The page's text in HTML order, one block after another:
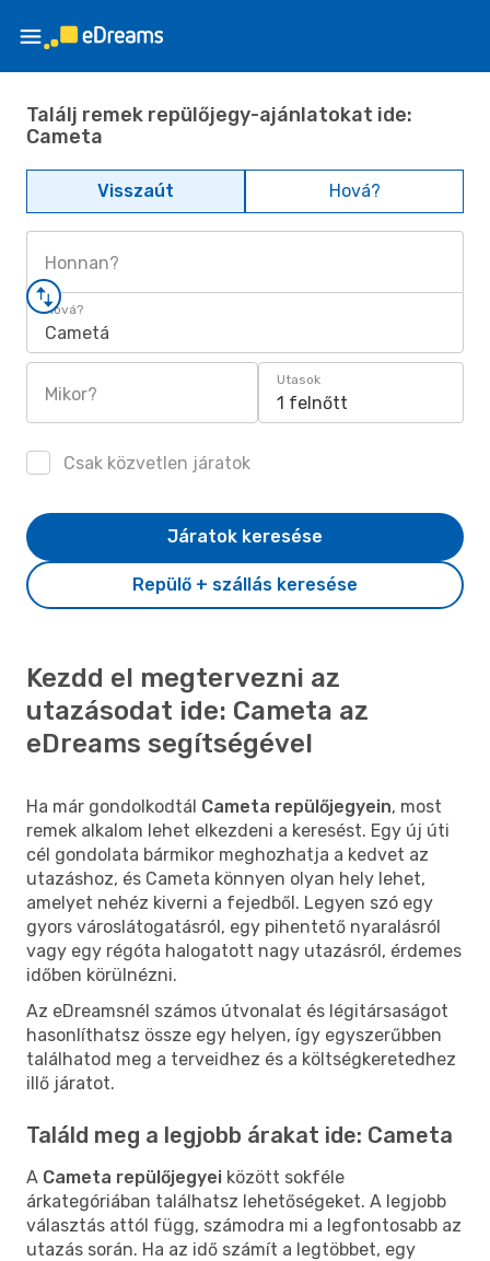
Találj remek repülőjegy-ajánlatokat ide:
Cameta
Visszaút Hová?
Honnan?
Hová?
Cametá
Mikor?
Utasok
1 felnőtt
Csak közvetlen járatok
Repülő + szállás keresése
Járatok keresése
Kezdd el megtervezni az
utazásodat ide: Cameta az
eDreams segítségével
Ha már gondolkodtál Cameta repülőjegyein, most
remek alkalom lehet elkezdeni a keresést. Egy új úti
cél gondolata bármikor meghozhatja a kedvet az
utazáshoz, és Cameta könnyen olyan hely lehet,
amelyet nehéz kiverni a fejedből. Legyen szó egy
gyors városlátogatásról, egy pihentető nyaralásról
vagy egy régóta halogatott nagy utazásról, érdemes
időben körülnézni.
Az eDreamsnél számos útvonalat és légitársaságot
hasonlíthatsz össze egy helyen, így egyszerűbben
találhatod meg a terveidhez és a költségkeretedhez
illő járatot.
Találd meg a legjobb árakat ide: Cameta
A Cameta repülőjegyei között sokféle
árkategóriában találhatsz lehetőségeket. A legjobb
választás attól függ, számodra mi a legfontosabb az
utazás során. Ha az idő számít a legtöbbet, egy